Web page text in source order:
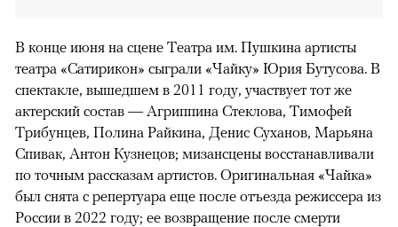
В конце июня на сцене Театра им. Пушкина артисты
театра «Сатирикон» сыграли «Чайку» Юрия Бутусова. В
спектакле, вышедшем в 2011 году, участвует тот же
актерский состав — Агриппина Стеклова, Тимофей
Трибунцев, Полина Райкина, Денис Суханов, Марьяна
Спивак, Антон Кузнецов; мизансцены восстанавливали
по точным рассказам артистов. Оригинальная «Чайка»
был снята с репертуара еще после отъезда режиссера из
России в 2022 году; ее возвращение после смерти